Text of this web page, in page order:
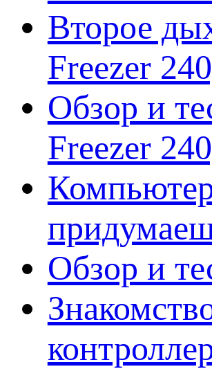
Второе
Freezer
Обзор и
Freezer
Обзор и